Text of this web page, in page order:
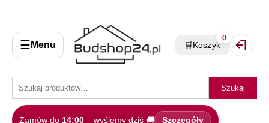
☰ Menu
Szukaj
Zamów do 14:00 – wyślemy dziś 🚚 Szczegóły
🛒Koszyk
0